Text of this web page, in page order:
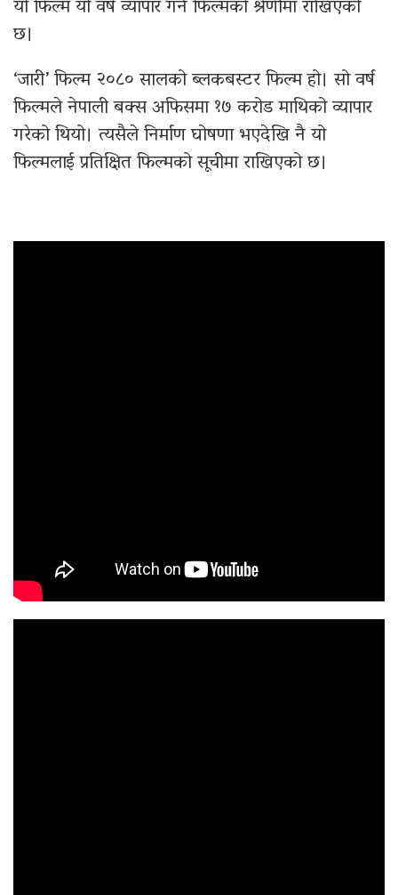
यो फिल्म यो वर्ष व्यापार गर्ने फिल्मको श्रेणीमा राखिएको
छ।
‘जारी’ फिल्म २०८० सालको ब्लकबस्टर फिल्म हो। सो वर्ष
फिल्मले नेपाली बक्स अफिसमा १७ करोड माथिको व्यापार
गरेको थियो। त्यसैले निर्माण घोषणा भएदेखि नै यो
फिल्मलाई प्रतिक्षित फिल्मको सूचीमा राखिएको छ।